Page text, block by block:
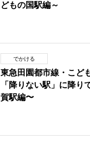
どもの国駅編～
でかける
東急田園都市線・こど
「降りない駅」に降り
賀駅編〜